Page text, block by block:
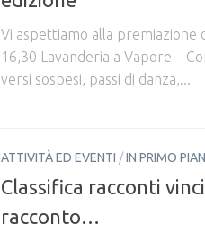
Vi aspettiamo alla premiazione
16,30 Lavanderia a Vapore –
versi sospesi, passi di danza,...
ATTIVITÀ ED EVENTI /IN PRIMO
Classifica racconti
racconto…